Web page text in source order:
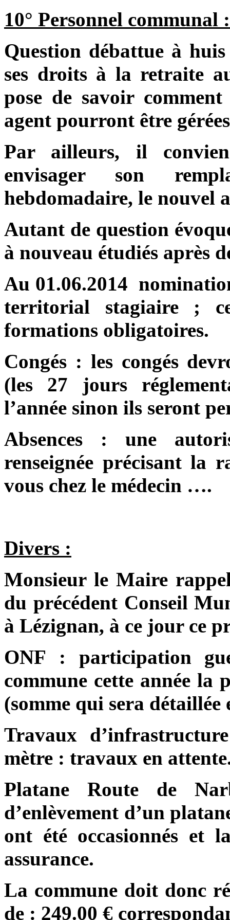
10° Personnel communal :
Question débattue à
ses droits à la retraite
pose de savoir
agent pourront être
Par ailleurs, il
envisager son
hebdomadaire, le nouvel
Autant de question
à nouveau étudiés après
Au 01.06.2014
territorial stagiaire ;
formations obligatoires.
Congés : les congés
(les 27 jours
l’année sinon ils seront
Absences : une
renseignée précisant la
vous chez le médecin ….
Divers :
Monsieur le Maire
du précédent Conseil
à Lézignan, à ce jour ce
ONF : participation
commune cette année la
(somme qui sera détaillée
Travaux
mètre : travaux en
Platane Route de
d’enlèvement d’un
ont été occasionnés et
assurance.
La commune doit donc
de : 249.00 €